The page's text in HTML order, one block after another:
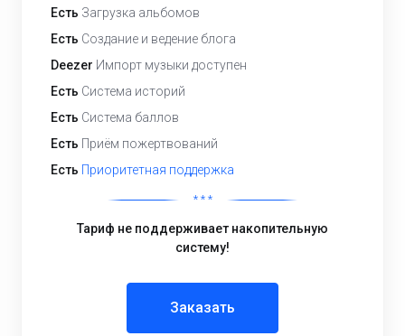
Есть Загрузка альбомов
Есть Создание и ведение блога
Deezer Импорт музыки доступен
Есть Система историй
Есть Система баллов
Есть Приём пожертвований
Есть Приоритетная поддержка
* * *
Тариф не поддерживает накопительную
систему!
Заказать